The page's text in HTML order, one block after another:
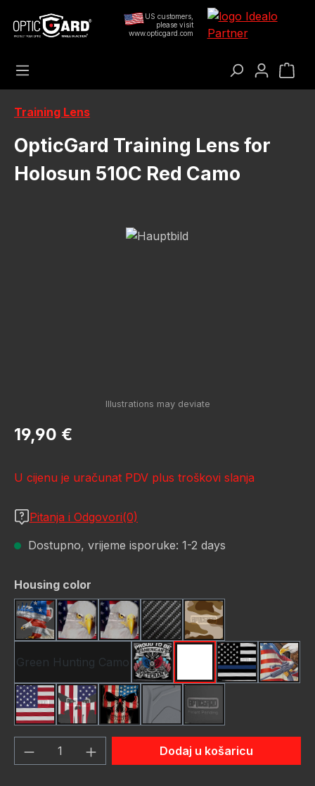
Preskoči na glavni sadržaj US customers,
please visit
www.opticgard.com
Training Lens
OpticGard Training Lens for
Holosun 510C Red Camo
Preskoči galeriju slika
Redovna cijena:
19,90 €
U cijenu je uračunat PDV plus troškovi slanja
Pitanja i Odgovori(0)
Dostupno, vrijeme isporuke: 1-2 days
Odaberi
Housing color
American EagleBald Eagle America Flag
Bald Eagle American F
Carbon FiberDesert Storm Camo
Green Hunting Camo
Pround To Be American
Red CamoThin Blue Line
USA
USA Flag New
Us Flag SkullUs Flag Skull #2
grey schwarz
Količina proizvoda: Unesite željenu
Dodaj u košaricu